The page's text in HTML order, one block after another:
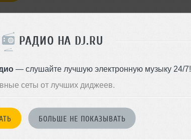
РАДИО НА DJ.RU
— слушайте лучшую электронную музыку 24/7!
сеты от лучших диджеев.
БОЛЬШЕ НЕ ПОКАЗЫВАТЬ
Стиль: Techno
Записан: 17 марта 2023